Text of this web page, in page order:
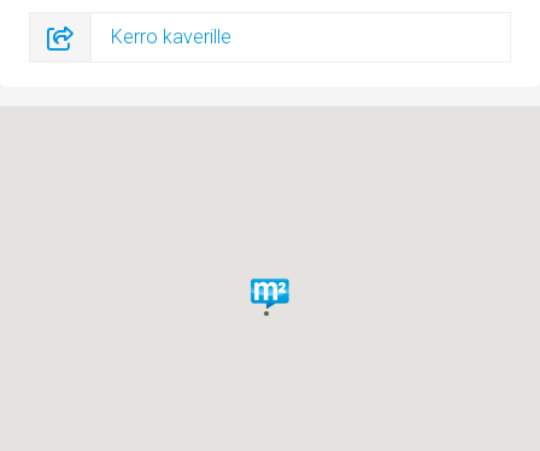
Kerro kaverille